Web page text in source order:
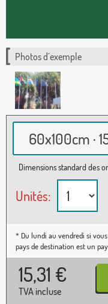
Photos d´exemple
60x100cm ·
Dimensions standard des
Unités:
* Du lundi au vendredi si
pays de destination est un
15,31 €
TVA incluse